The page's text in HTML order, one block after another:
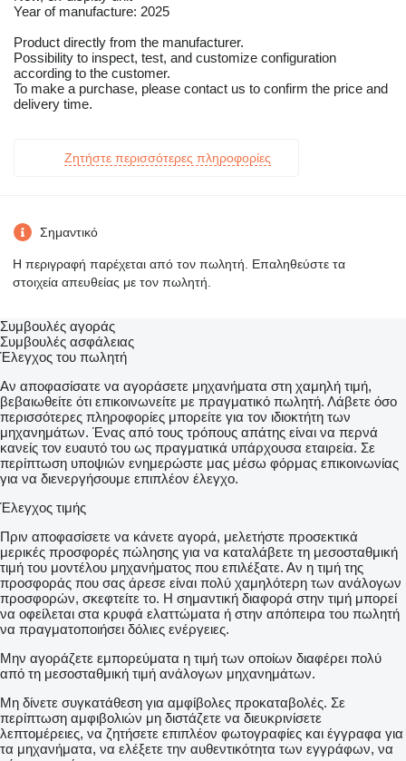
Year of manufacture: 2025
Product directly from the manufacturer.
Possibility to inspect, test, and customize configuration
according to the customer.
To make a purchase, please contact us to confirm the price and
delivery time.
Ζητήστε περισσότερες πληροφορίες
Σημαντικό
Η περιγραφή παρέχεται από τον πωλητή. Επαληθεύστε τα
στοιχεία απευθείας με τον πωλητή.
Συμβουλές αγοράς
Συμβουλές ασφάλειας
Έλεγχος του πωλητή
Αν αποφασίσατε να αγοράσετε μηχανήματα στη χαμηλή τιμή,
βεβαιωθείτε ότι επικοινωνείτε με πραγματικό πωλητή. Λάβετε όσο
περισσότερες πληροφορίες μπορείτε για τον ιδιοκτήτη των
μηχανημάτων. Ένας από τους τρόπους απάτης είναι να περνά
κανείς τον ευαυτό του ως πραγματικά υπάρχουσα εταιρεία. Σε
περίπτωση υποψιών ενημερώστε μας μέσω φόρμας επικοινωνίας
για να διενεργήσουμε επιπλέον έλεγχο.
Έλεγχος τιμής
Πριν αποφασίσετε να κάνετε αγορά, μελετήστε προσεκτικά
μερικές προσφορές πώλησης για να καταλάβετε τη μεσοσταθμική
τιμή του μοντέλου μηχανήματος που επιλέξατε. Αν η τιμή της
προσφοράς που σας άρεσε είναι πολύ χαμηλότερη των ανάλογων
προσφορών, σκεφτείτε το. Η σημαντική διαφορά στην τιμή μπορεί
να οφείλεται στα κρυφά ελαττώματα ή στην απόπειρα του πωλητή
να πραγματοποιήσει δόλιες ενέργειες.
Μην αγοράζετε εμπορεύματα η τιμή των οποίων διαφέρει πολύ
από τη μεσοσταθμική τιμή ανάλογων μηχανημάτων.
Μη δίνετε συγκατάθεση για αμφίβολες προκαταβολές. Σε
περίπτωση αμφιβολιών μη διστάζετε να διευκρινίσετε
λεπτομέρειες, να ζητήσετε επιπλέον φωτογραφίες και έγγραφα για
τα μηχανήματα, να ελέξετε την αυθεντικότητα των εγγράφων, να